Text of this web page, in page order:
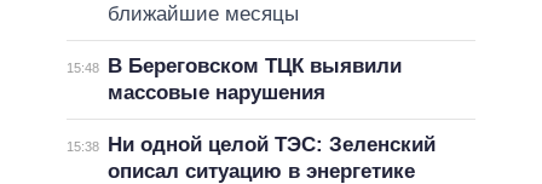
ближайшие месяцы
15:48
В Береговском ТЦК выявили
массовые нарушения
15:38
Ни одной целой ТЭС: Зеленский
описал ситуацию в энергетике